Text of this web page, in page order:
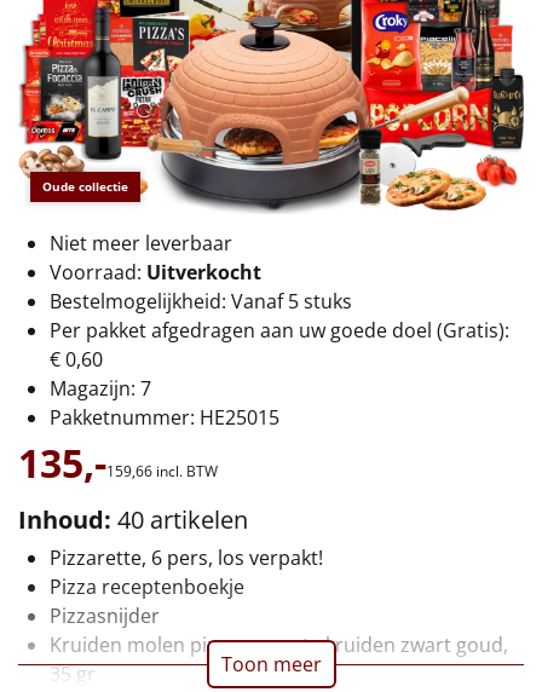
€50 tot €55
€55 tot €75
€75 tot €100
Alle kerstpakketten 2026
Thema
Origineel
Mannen
Vrouwen
Duurzaam
Oude collectie
Niet meer leverbaar
Voorraad: Uitverkocht
Bestelmogelijkheid: Vanaf 5 stuks
Per pakket afgedragen aan uw goede doel (Gratis):
€ 0,60
Magazijn: 7
Pakketnummer: HE25015
135,-159,66 incl. BTW
Inhoud: 40 artikelen
Pizzarette, 6 pers, los verpakt!
Pizza receptenboekje
Pizzasnijder
Kruiden molen pizza en pasta kruiden zwart goud,
35 gr
Toon meer